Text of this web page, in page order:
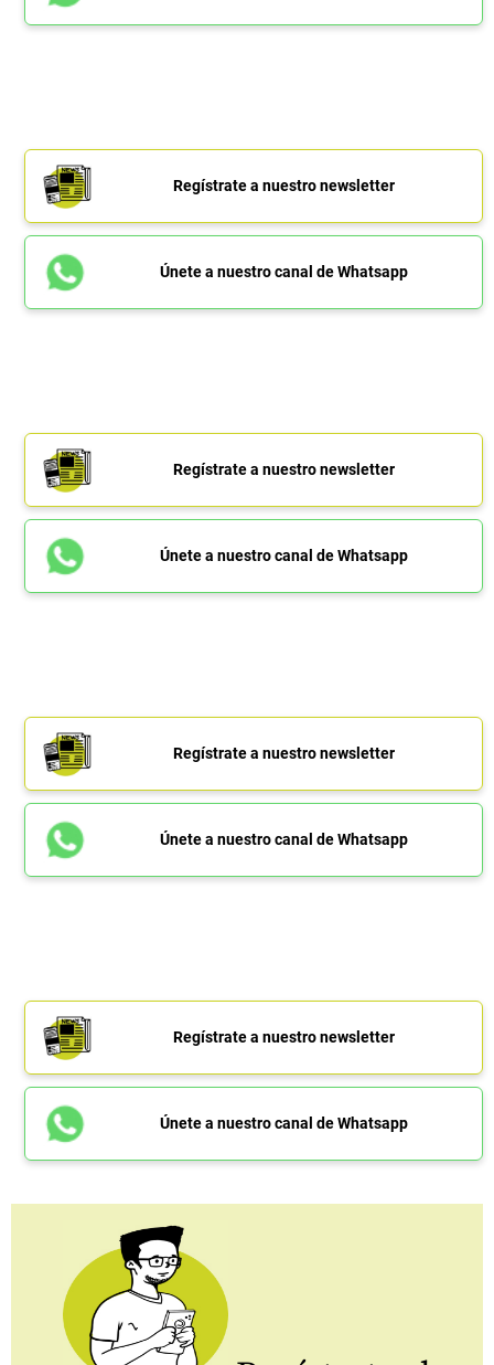
Regístrate a nuestro newsletter
Únete a nuestro canal de Whatsapp
Regístrate a nuestro newsletter
Únete a nuestro canal de Whatsapp
Regístrate a nuestro newsletter
Únete a nuestro canal de Whatsapp
Regístrate a nuestro newsletter
Únete a nuestro canal de Whatsapp